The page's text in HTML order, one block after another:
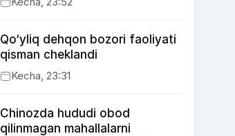
Qo‘yliq dehqon bozori faoliyati
qisman cheklandi
Kecha, 23:31
Chinozda hududi obod
qilinmagan mahallalarni